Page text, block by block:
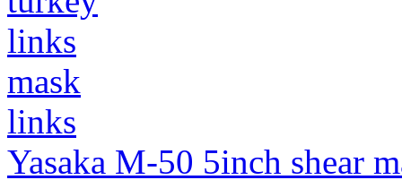
links
mask
links
Yasaka M-50 5inch shear